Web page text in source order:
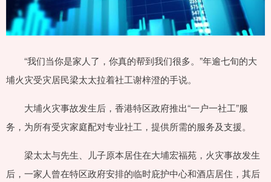
“我们当你是家人了，你真的帮到我们很多。”年逾七旬的大
埔火灾受灾居民梁太太拉着社工谢梓澄的手说。
大埔火灾事故发生后，香港特区政府推出“一户一社工”服
务，为所有受灾家庭配对专业社工，提供所需的服务及支援。
梁太太与先生、儿子原本居住在大埔宏福苑，火灾事故发生
后，一家人曾在特区政府安排的临时庇护中心和酒店居住，其后